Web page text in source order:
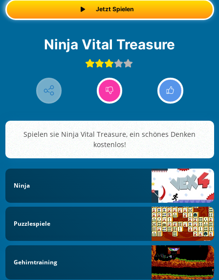
Jetzt Spielen
Ninja Vital Treasure
Spielen sie Ninja Vital Treasure, ein schönes Denken
kostenlos!
Ninja
Puzzlespiele
Gehirntraining